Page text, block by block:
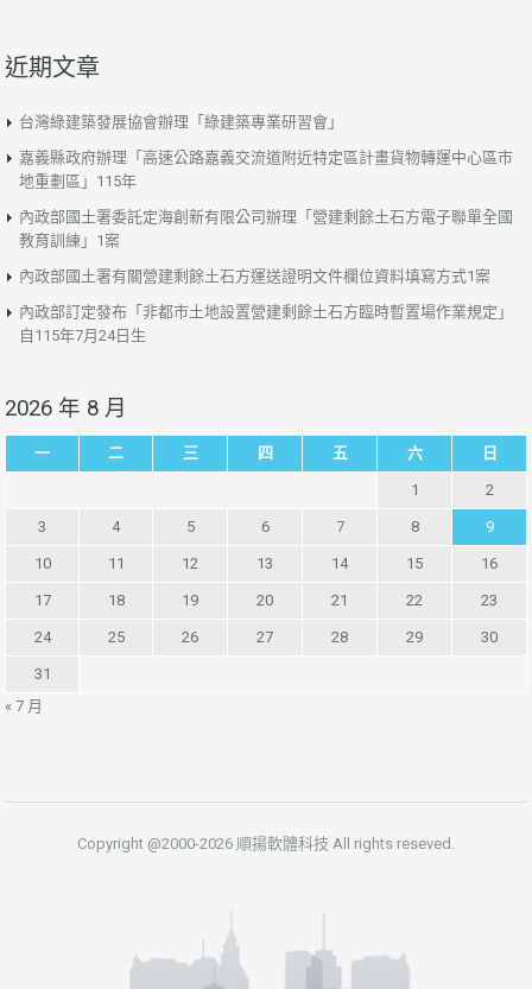
近期文章
台灣綠建築發展協會辦理「綠建築專業研習會」
嘉義縣政府辦理「高速公路嘉義交流道附近特定區計畫貨物轉運中心區市
地重劃區」115年
內政部國土署委託定海創新有限公司辦理「營建剩餘土石方電子聯單全國
教育訓練」1案
內政部國土署有關營建剩餘土石方運送證明文件欄位資料填寫方式1案
內政部訂定發布「非都市土地設置營建剩餘土石方臨時暫置場作業規定」
自115年7月24日生
2026 年 8 月
一 二 三 四 五 六 日
1 2
3 4 5 6 7 8 9
10 11 12 13 14 15 16
17 18 19 20 21 22 23
24 25 26 27 28 29 30
31
« 7 月
Copyright @2000-2026 順揚軟體科技 All rights reseved.